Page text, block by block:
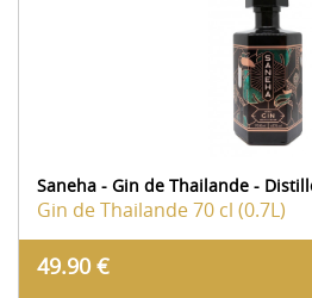
Saneha - Gin de Thailande -
Gin de Thailande70 cl (0.7L)
49.90 €